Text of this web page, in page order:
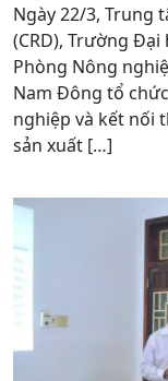
Ngày 22/3, Trung
(CRD), Trường
Phòng Nông
Nam Đông tổ
nghiệp và kết nối
sản xuất […]